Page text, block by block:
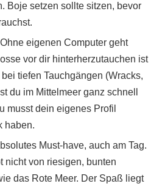
Boje setzen sollte sitzen, bevor
Ohne eigenen Computer geht
vor dir hinterherzutauchen ist
tiefen Tauchgängen (Wracks,
du im Mittelmeer ganz schnell
musst dein eigenes Profil
haben.
Must-have, auch am Tag.
nicht von riesigen, bunten
das Rote Meer. Der Spaß liegt